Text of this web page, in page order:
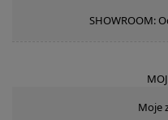
SHOWROOM:
Moje